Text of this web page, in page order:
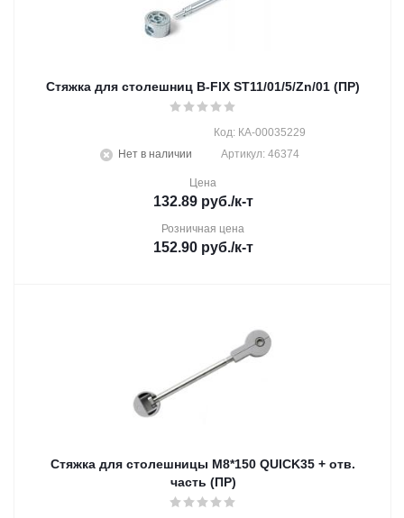
Стяжка для столешниц B-FIX ST11/01/5/Zn/01 (ПР)
Нет в наличии
Код: КА-00035229
Артикул: 46374
Цена
132.89руб./к-т
Розничная цена
152.90руб./к-т
Стяжка для столешницы М8*150 QUICK35 + отв.
часть (ПР)